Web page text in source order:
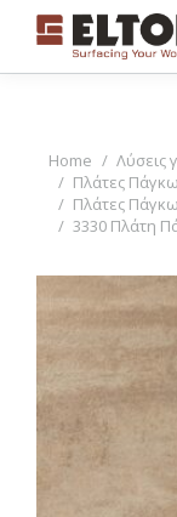
You are here:
Home
Λύσεις
Πλάτες
Πλάτες
3330 Πλάτη